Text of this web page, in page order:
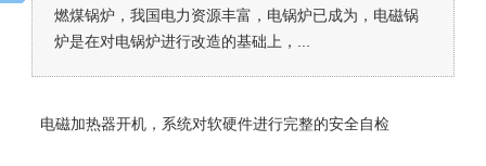
燃煤锅炉，我国电力资源丰富，电锅炉已成为，电磁锅
炉是在对电锅炉进行改造的基础上，...
电磁加热器开机，系统对软硬件进行完整的安全自检